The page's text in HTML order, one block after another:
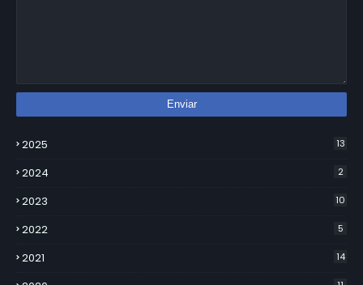
2025 13
2024 2
2023 10
2022 5
2021 14